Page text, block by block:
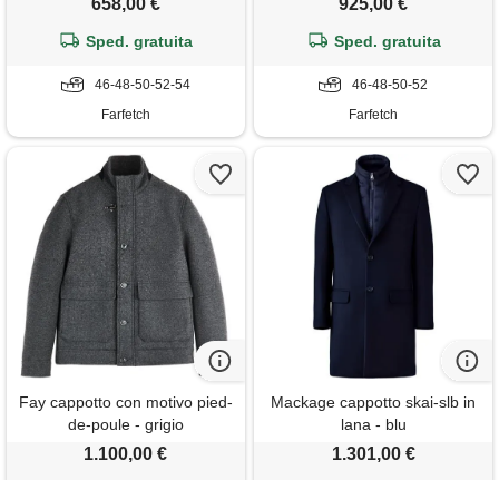
658,00 €
Sped. gratuita
46-48-50-52-54
Farfetch
925,00 €
Sped. gratuita
46-48-50-52
Farfetch
Fay cappotto con motivo pied-
de-poule - grigio
1.100,00 €
Mackage cappotto skai-slb in
lana - blu
1.301,00 €